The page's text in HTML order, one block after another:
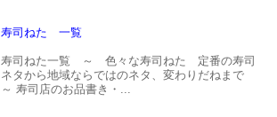
寿司ねた 一覧
寿司ねた一覧 ～ 色々な寿司ねた 定番の寿司
ネタから地域ならではのネタ、変わりだねまで
～ 寿司店のお品書き・...